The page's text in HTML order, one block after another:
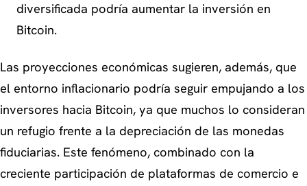
diversificada podría aumentar la inversión en
Bitcoin.
Las proyecciones económicas sugieren, además, que
el entorno inflacionario podría seguir empujando a los
inversores hacia Bitcoin, ya que muchos lo consideran
un refugio frente a la depreciación de las monedas
fiduciarias. Este fenómeno, combinado con la
creciente participación de plataformas de comercio e